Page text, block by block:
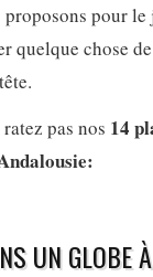
proposons pour
quelque chose
pas nos 14
UN GLOBE